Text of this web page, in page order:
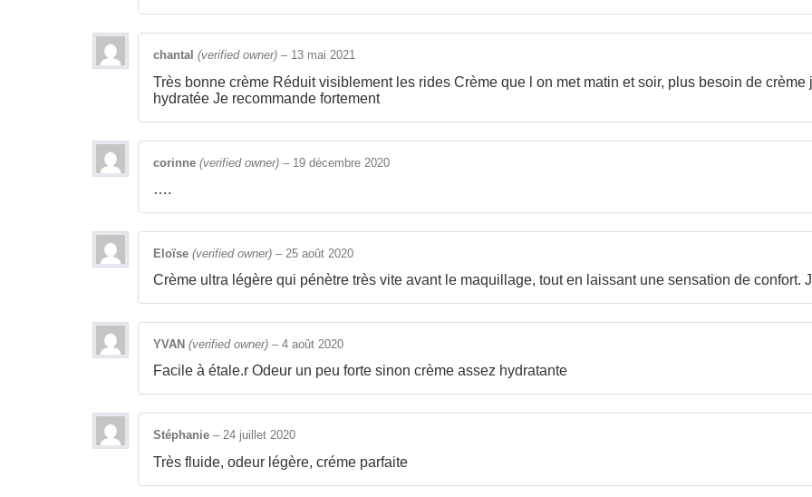
chantal (verified owner) – 13 mai 2021
Très bonne crème Réduit visiblement les rides Crème que l on met matin et soir, plus besoin de
hydratée Je recommande fortement
corinne (verified owner) – 19 décembre 2020
….
Eloïse (verified owner) – 25 août 2020
Crème ultra légère qui pénètre très vite avant le maquillage, tout en laissant une sensation de confort.
YVAN (verified owner) – 4 août 2020
Facile à étale.r Odeur un peu forte sinon crème assez hydratante
Stéphanie – 24 juillet 2020
Très fluide, odeur légère, créme parfaite